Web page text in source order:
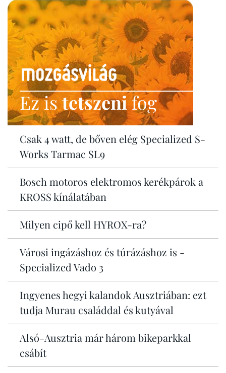
Ez istetszenifog
Csak 4 watt, de bőven elég Specialized S-
Works Tarmac SL9
Bosch motoros elektromos kerékpárok a
KROSS kínálatában
Milyen cipő kell HYROX-ra?
Városi ingázáshoz és túrázáshoz is -
Specialized Vado 3
Ingyenes hegyi kalandok Ausztriában: ezt
tudja Murau családdal és kutyával
Alsó-Ausztria már három bikeparkkal
csábít